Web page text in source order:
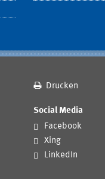
Drucken
Social Media
Facebook
Xing
LinkedIn